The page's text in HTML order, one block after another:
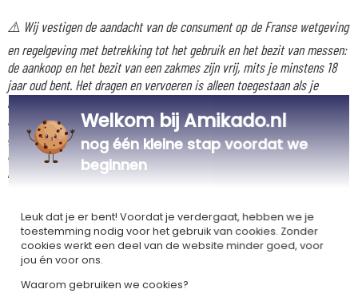
Ons bedrijf Kadocom is
⚠️ Wij vestigen de aandacht van de consument op de Franse wetgeving
en regelgeving met betrekking tot het gebruik en het bezit van messen:
de aankoop en het bezit van een zakmes zijn vrij, mits je minstens 18
jaar oud bent. Het dragen en vervoeren is alleen toegestaan als je
legitieme redenen kunt aantonen overeenkomstig artikel L. 317-8 van
het Wetboek van Binnenlandse Veiligheid, bij voorkeur in een stijf
gesloten etui. Bepaalde lokale beperkingen kunnen van toepassing zijn
op voor het publiek toegankelijke plaatsen zoals concertzalen,
luchthavens of treinstations.
Welkom bij Amikado.nl
nog één kleine stap voordat we
beginnen
Leuk dat je er bent! Voordat je verdergaat, hebben we je
toestemming nodig voor het gebruik van cookies. Zonder
cookies werkt een deel van de website minder goed, voor
jou én voor ons.
Waarom gebruiken we cookies?